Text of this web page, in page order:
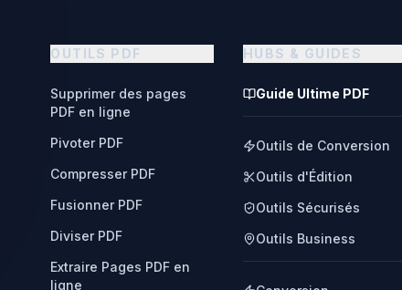
OUTILS PDF
Supprimer des pages
PDF en ligne
Pivoter PDF
Compresser PDF
Fusionner PDF
Diviser PDF
Extraire Pages PDF en
ligne
HUBS & GUIDES
Guide Ultime PDF
Outils de Conversion
Outils d'Édition
Outils Sécurisés
Outils Business